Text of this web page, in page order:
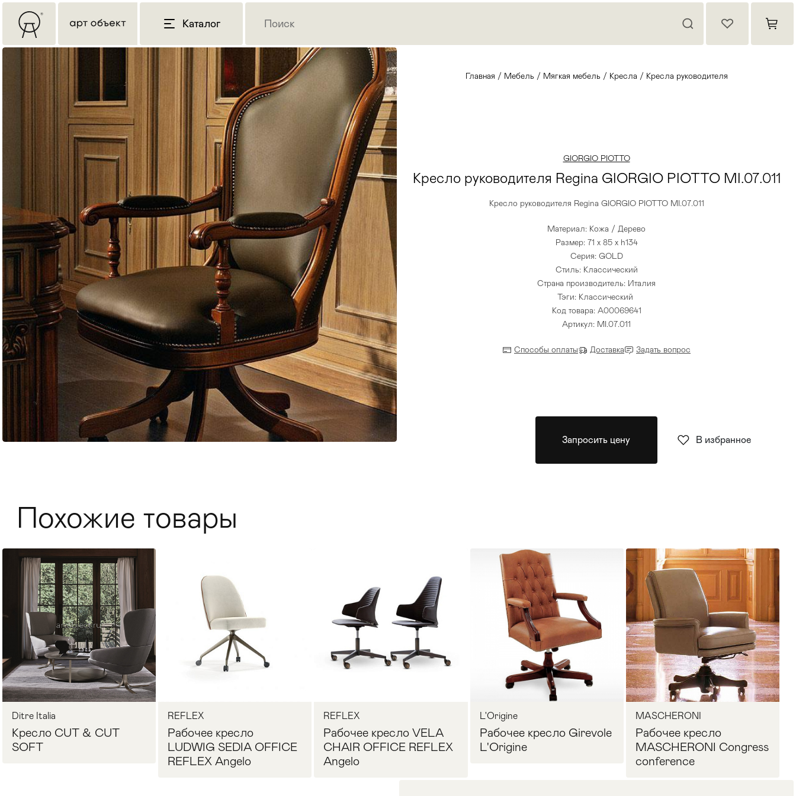
Каталог
Столы >
Стулья >
Мебель для ванных комнат
Главная / Мебель / Мягкая мебель / Кресла / Кресла руководителя
GIORGIO PIOTTO
Кресло руководителя Regina GIORGIO PIOTTO MI.07.011
Кресло руководителя Regina GIORGIO PIOTTO MI.07.011
Материал: Кожа / Дерево
Размер: 71 x 85 x h134
Серия: GOLD
Стиль: Классический
Страна производитель: Италия
Тэги: Классический
Код товара: A00069641
Артикул: MI.07.011
Способы оплаты Доставка Задать вопрос
Запросить цену В избранное
Похожие товары
Ditre Italia
Кресло CUT & CUT
SOFT
REFLEX
Рабочее кресло
LUDWIG SEDIA OFFICE
REFLEX Angelo
REFLEX
Рабочее кресло VELA
CHAIR OFFICE REFLEX
Angelo
L'Origine
Рабочее кресло Girevole
L'Origine
MASCHERONI
Рабочее кресло
MASCHERONI Congress
conference